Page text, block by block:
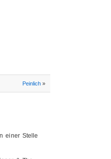
Peinlich»
einer Stelle